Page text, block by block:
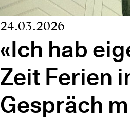
24.03.2026
«Ich hab
Zeit Ferien
Gespräch